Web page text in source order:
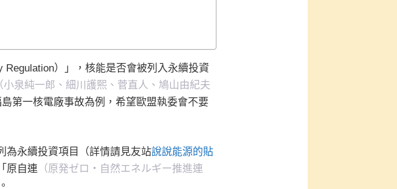
）」，核能是否會被列入永續投資
小泉純一郎、細川護熙、菅直人、鳩山由紀夫
第一核電廠事故為例，希望歐盟執委會不要
為永續投資項目（詳情請見友站說說能源的貼
原自連 （原発ゼロ・自然エネルギー推進連